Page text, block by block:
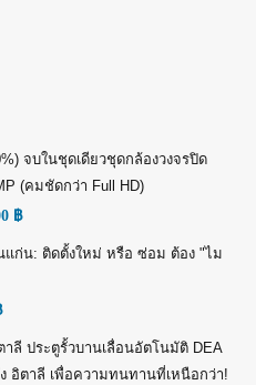
จบในชุดเดียวชุดกล้องวงจรปิด
(คมชัดกว่า Full HD)
฿
แก่น: ติดตั้งใหม่ หรือ ซ่อม ต้อง "ไม
ลี ประตูรั้วบานเลื่อนอัตโนมัติ DEA
อิตาลี เพื่อความทนทานที่เหนือกว่า!